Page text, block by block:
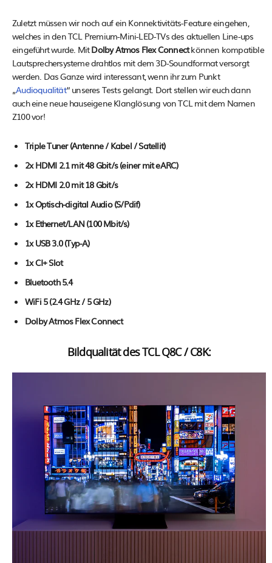
Zuletzt müssen wir noch auf ein Konnektivitäts-Feature eingehen,
welches in den TCL Premium-Mini-LED-TVs des aktuellen Line-ups
eingeführt wurde. MitDolby Atmos Flex Connectkönnen kompatible
Lautsprechersysteme drahtlos mit dem 3D-Soundformat versorgt
werden. Das Ganze wird interessant, wenn ihr zum Punkt
„Audioqualität“ unseres Tests gelangt. Dort stellen wir euch dann
auch eine neue hauseigene Klanglösung von TCL mit dem Namen
Z100 vor!
Triple Tuner (Antenne / Kabel / Satellit)
2x HDMI 2.1 mit 48 Gbit/s (einer mit eARC)
2x HDMI 2.0 mit 18 Gbit/s
1x Optisch-digital Audio (S/Pdif)
1x Ethernet/LAN (100 Mbit/s)
1x USB 3.0 (Typ-A)
1x CI+ Slot
Bluetooth 5.4
WiFi 5 (2.4 GHz / 5 GHz)
Dolby Atmos Flex Connect
Bildqualität des TCL Q8C / C8K: